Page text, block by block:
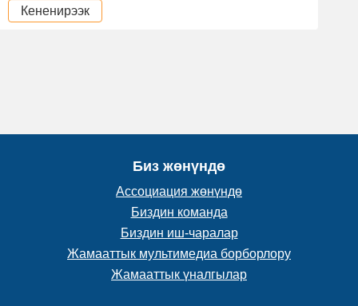
Кененирээк
Биз жөнүндө
Ассоциация жөнүндө
Биздин команда
Биздин иш-чаралар
Жамааттык мультимедиа борборлору
Жамааттык үналгылар